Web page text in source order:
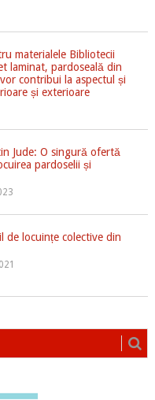
materialele Bibliotecii
laminat, pardoseală din
contribui la aspectul și
și exterioare
Jude: O singură ofertă
pardoselii și
de locuințe colective din